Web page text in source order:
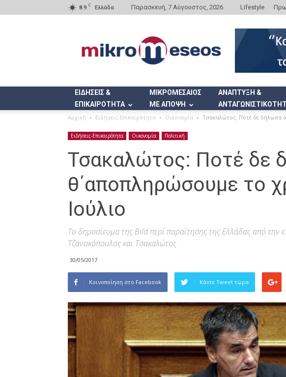
8.9 C Ελλάδα Παρασκευή, 7 Αύγουστος, 2026 Lifestyle
ΕΙΔΗΣΕΙΣ &
ΕΠΙΚΑΙΡΟΤΗΤΑ
ΜΙΚΡΟΜΕΣΑΙΟΣ
ΜΕ ΑΠΟΨΗ
ΑΝΑΠΤΥΞΗ &
Αρχική Ειδήσεις-Επικαιρότητα Οικονομία Τσακαλώτος: Ποτέ δε δήλωσα
Ειδήσεις-Επικαιρότητα Οικονομία Πολιτική
Τσακαλώτος: Ποτέ δε
θ΄αποπληρώσουμε το
Ιούλιο
Το δημοσίευμα της Bild περί παραίτησης της Ελλάδας από την
Τζανακόπουλος και Τσακαλώτος
30/05/2017
Κοινοποίηση στο Facebook Κάντε Tweet τώρα